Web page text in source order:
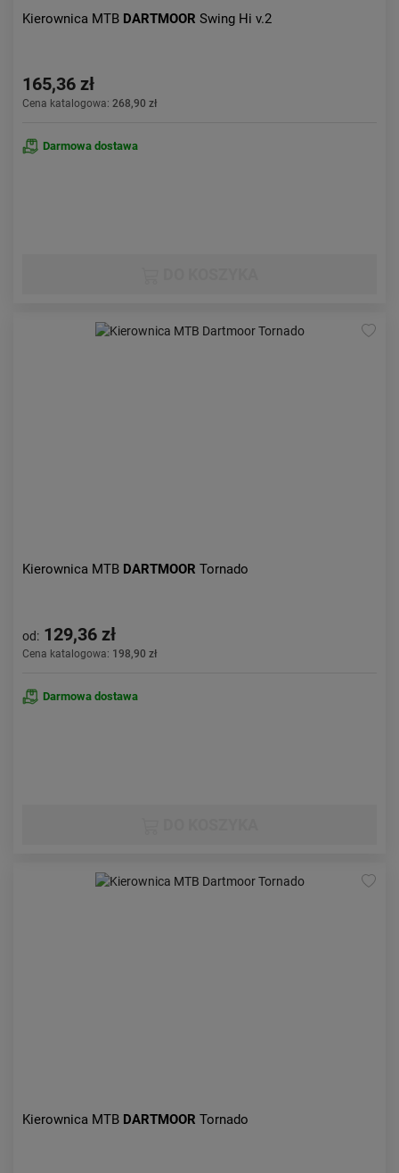
Kierownica MTB DARTMOOR Swing Hi v.2
165,36 zł
Cena katalogowa: 268,90 zł
Darmowa dostawa
Kierownica MTB DARTMOOR Tornado
od: 129,36 zł
Cena katalogowa: 198,90 zł
Darmowa dostawa
Kierownica MTB DARTMOOR Tornado